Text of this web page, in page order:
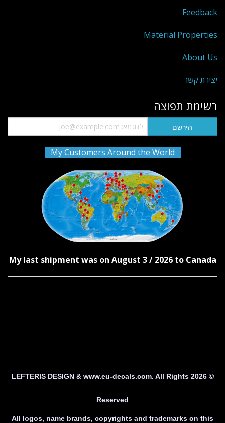
Feedback
Material Properties
About Us
יצירת קשר
רשימת תפוצה
My last shipment was on August 3 / 2026 to Canada
© 2026 LEFTERIS DESIGN & www.eu-decals.com. All Rights
Reserved
All logos, name brands, copyrights and trademarks on this